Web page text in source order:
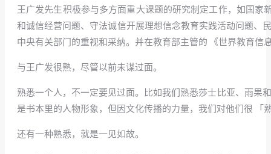
王广发先生积极参与多方面重大课题的研究制定工作，如国
和诚信经营问题、守法诚信开展理想信念教育实践活动问题、
中央有关部门的重视和采纳。并在教育部主管的 《世界教育信
与王广发很熟，尽管以前未谋过面。
熟悉一个人，不一定要见过面。比如我们熟悉莎士比亚、雨果
是书本里的人物形象，但因文化传播的力量，我们对他们很 「
还有一种熟悉，就是一见如故。